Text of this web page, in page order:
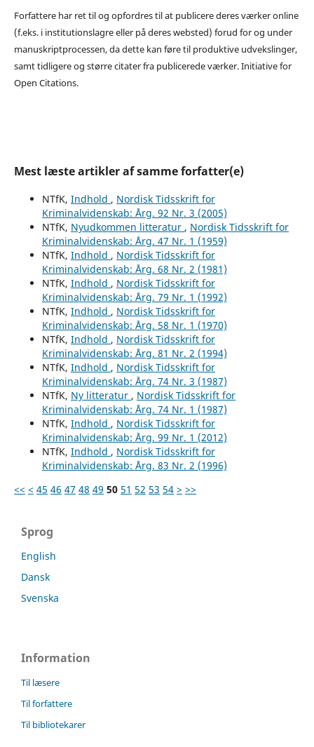
Forfattere har ret til og opfordres til at publicere deres værker online
(f.eks. i institutionslagre eller på deres websted) forud for og under
manuskriptprocessen, da dette kan føre til produktive udvekslinger,
samt tidligere og større citater fra publicerede værker. Initiative for
Open Citations.
Mest læste artikler af samme forfatter(e)
NTfK, Indhold , Nordisk Tidsskrift for
Kriminalvidenskab: Årg. 92 Nr. 3 (2005)
NTfK, Nyudkommen litteratur , Nordisk Tidsskrift for
Kriminalvidenskab: Årg. 47 Nr. 1 (1959)
NTfK, Indhold , Nordisk Tidsskrift for
Kriminalvidenskab: Årg. 68 Nr. 2 (1981)
NTfK, Indhold , Nordisk Tidsskrift for
Kriminalvidenskab: Årg. 79 Nr. 1 (1992)
NTfK, Indhold , Nordisk Tidsskrift for
Kriminalvidenskab: Årg. 58 Nr. 1 (1970)
NTfK, Indhold , Nordisk Tidsskrift for
Kriminalvidenskab: Årg. 81 Nr. 2 (1994)
NTfK, Indhold , Nordisk Tidsskrift for
Kriminalvidenskab: Årg. 74 Nr. 3 (1987)
NTfK, Ny litteratur , Nordisk Tidsskrift for
Kriminalvidenskab: Årg. 74 Nr. 1 (1987)
NTfK, Indhold , Nordisk Tidsskrift for
Kriminalvidenskab: Årg. 99 Nr. 1 (2012)
NTfK, Indhold , Nordisk Tidsskrift for
Kriminalvidenskab: Årg. 83 Nr. 2 (1996)
<< < 45 46 47 48 49 50 51 52 53 54 > >>
Sprog
English
Dansk
Svenska
Information
Til læsere
Til forfattere
Til bibliotekarer